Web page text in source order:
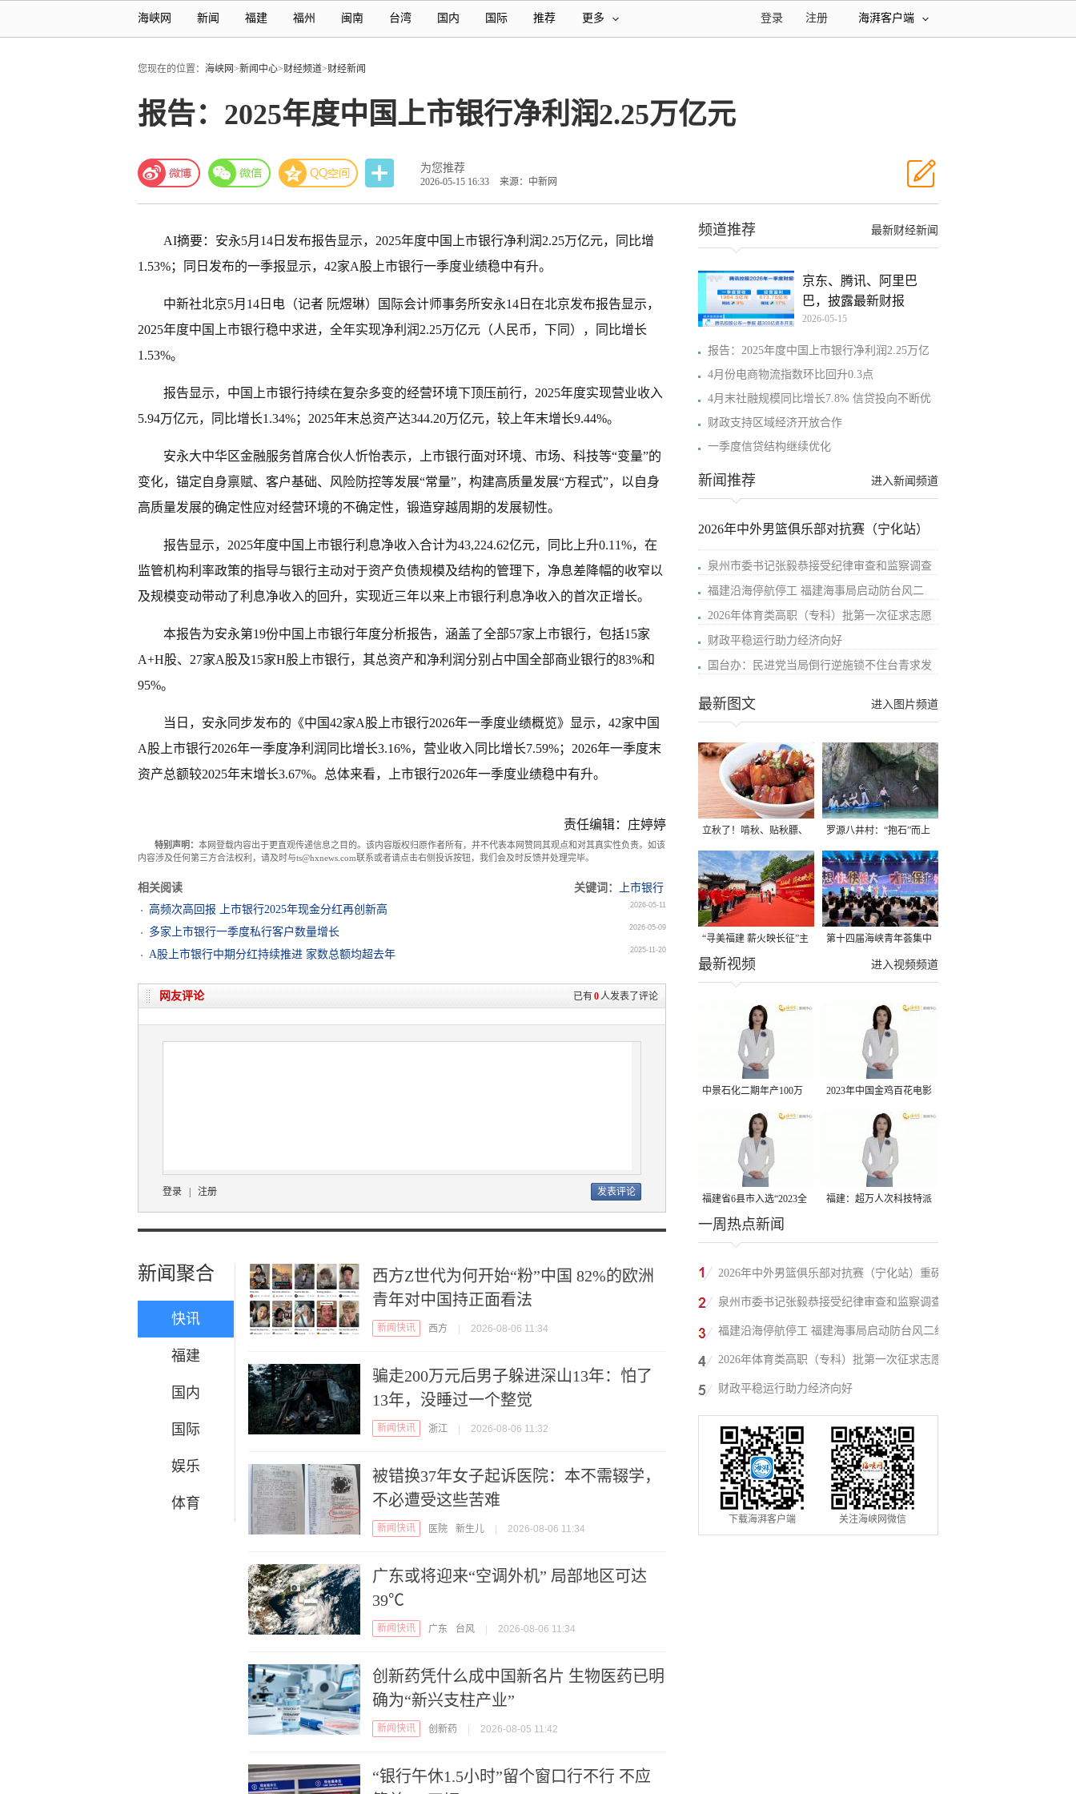
海峡网 新闻 福建 福州 闽南 台湾 国内 国际 推荐 更多 海湃客户端
注册
登录
您现在的位置： 海峡网>新闻中心>财经频道>财经新闻
报告：2025年度中国上市银行净利润2.25万亿元
为您推荐
2026-05-15 16:33 来源：中新网
AI摘要： 安永5月14日发布报告显示，2025年度中国上市银行净利润2.25万亿元，同比增
1.53%；同日发布的一季报显示，42家A股上市银行一季度业绩稳中有升。
中新社北京5月14日电（记者 阮煜琳）国际会计师事务所安永14日在北京发布报告显示，
2025年度中国上市银行稳中求进，全年实现净利润2.25万亿元（人民币，下同），同比增长
1.53%。
报告显示，中国上市银行持续在复杂多变的经营环境下顶压前行，2025年度实现营业收入
5.94万亿元，同比增长1.34%；2025年末总资产达344.20万亿元，较上年末增长9.44%。
安永大中华区金融服务首席合伙人忻怡表示，上市银行面对环境、市场、科技等“变量”的
变化，锚定自身禀赋、客户基础、风险防控等发展“常量”，构建高质量发展“方程式”，以自身
高质量发展的确定性应对经营环境的不确定性，锻造穿越周期的发展韧性。
报告显示，2025年度中国上市银行利息净收入合计为43,224.62亿元，同比上升0.11%，在
监管机构利率政策的指导与银行主动对于资产负债规模及结构的管理下，净息差降幅的收窄以
及规模变动带动了利息净收入的回升，实现近三年以来上市银行利息净收入的首次正增长。
本报告为安永第19份中国上市银行年度分析报告，涵盖了全部57家上市银行，包括15家
A+H股、27家A股及15家H股上市银行，其总资产和净利润分别占中国全部商业银行的83%和
95%。
当日，安永同步发布的《中国42家A股上市银行2026年一季度业绩概览》显示，42家中国
A股上市银行2026年一季度净利润同比增长3.16%，营业收入同比增长7.59%；2026年一季度末
资产总额较2025年末增长3.67%。总体来看，上市银行2026年一季度业绩稳中有升。
责任编辑：庄婷婷
特别声明： 本网登载内容出于更直观传递信息之目的。该内容版权归原作者所有，并不代表本网赞同其观点和对其真实性负责。如该
内容涉及任何第三方合法权利，请及时与ts@hxnews.com联系或者请点击右侧投诉按钮，我们会及时反馈并处理完毕。
相关阅读 关键词：
上市银行
高频次高回报 上市银行2025年现金分红再创新高
2026-05-11
多家上市银行一季度私行客户数量增长 2026-05-09
A股上市银行中期分红持续推进 家数总额均超去年 2025-11-20
已有0人发表了评论
网友评论
登录 注册
新闻聚合
快讯
福建
国内
国际
娱乐
体育
西方Z世代为何开始“粉”中国 82%的欧洲
青年对中国持正面看法
新闻快讯 西方 2026-08-06 11:34
骗走200万元后男子躲进深山13年：怕了
13年，没睡过一个整觉
新闻快讯 浙江 2026-08-06 11:32
被错换37年女子起诉医院：本不需辍学，
不必遭受这些苦难
新闻快讯 医院 新生儿 2026-08-06 11:34
广东或将迎来“空调外机” 局部地区可达
39℃
新闻快讯 广东 台风 2026-08-06 11:34
创新药凭什么成中国新名片 生物医药已明
确为“新兴支柱产业”
新闻快讯 创新药 2026-08-05 11:42
“银行午休1.5小时”留个窗口行不行 不应
最新财经新闻
频道推荐
京东、腾讯、阿里巴
巴，披露最新财报
2026-05-15
报告：2025年度中国上市银行净利润2.25万亿
4月份电商物流指数环比回升0.3点
4月末社融规模同比增长7.8% 信贷投向不断优
财政支持区域经济开放合作
一季度信贷结构继续优化
进入新闻频道
新闻推荐
2026年中外男篮俱乐部对抗赛（宁化站）
泉州市委书记张毅恭接受纪律审查和监察调查
福建沿海停航停工 福建海事局启动防台风二
2026年体育类高职（专科）批第一次征求志愿
财政平稳运行助力经济向好
国台办：民进党当局倒行逆施锁不住台青求发
进入图片频道
最新图文
立秋了！啃秋、贴秋膘、
晒秋，福建人这样过才够
味→
罗源八井村：“抱石”而上
“寻美福建 薪火映长征”主
题活动在龙岩长汀启动
第十四届海峡青年荟集中
阶段活动在福州举行
进入视频频道
最新视频
中景石化二期年产100万
吨丙烷脱氢项目建成中交
2023年中国金鸡百花电影
节有福电影巡展31日启动
福建省6县市入选“2023全
国县域发展潜力百强县”
福建：超万人次科技特派
一周热点新闻
2026年中外男篮俱乐部对抗赛（宁化站）重磅
来袭！抢票通道即将开启→
泉州市委书记张毅恭接受纪律审查和监察调查
福建沿海停航停工 福建海事局启动防台风二级
应急响应
2026年体育类高职（专科）批第一次征求志愿
填报
财政平稳运行助力经济向好
下载海湃客户端 关注海峡网微信